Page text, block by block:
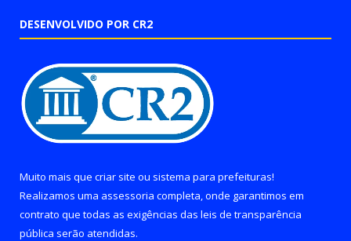
DESENVOLVIDO POR CR2
Muito mais que criar site ou sistema para prefeituras!
Realizamos uma assessoria completa, onde garantimos em
contrato que todas as exigências das leis de transparência
pública serão atendidas.